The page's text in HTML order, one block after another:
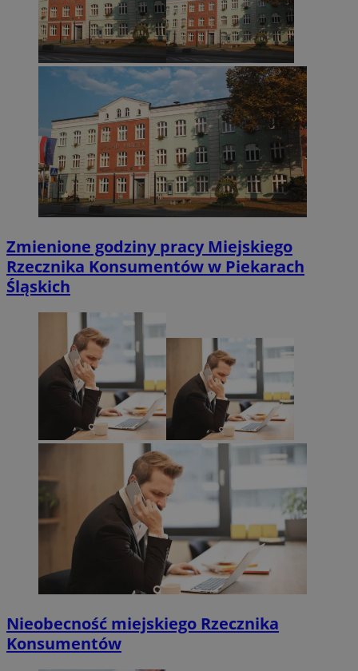
Zmienione godziny pracy Miejskiego
Rzecznika Konsumentów w Piekarach
Śląskich
Nieobecność miejskiego Rzecznika
Konsumentów